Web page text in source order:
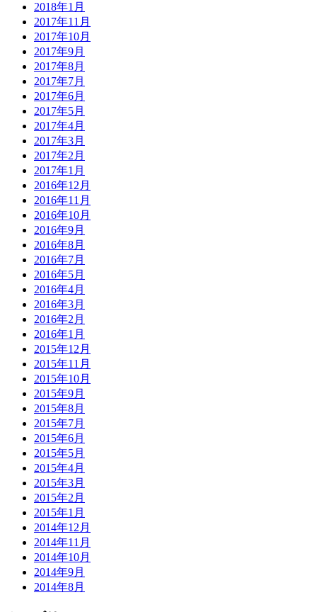
2018年1月
2017年11月
2017年10月
2017年9月
2017年8月
2017年7月
2017年6月
2017年5月
2017年4月
2017年3月
2017年2月
2017年1月
2016年12月
2016年11月
2016年10月
2016年9月
2016年8月
2016年7月
2016年5月
2016年4月
2016年3月
2016年2月
2016年1月
2015年12月
2015年11月
2015年10月
2015年9月
2015年8月
2015年7月
2015年6月
2015年5月
2015年4月
2015年3月
2015年2月
2015年1月
2014年12月
2014年11月
2014年10月
2014年9月
2014年8月